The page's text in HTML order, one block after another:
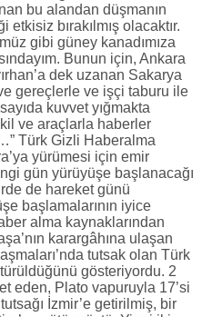
bu alandan düşmanın
bırakılmış olacaktır.
gibi güney kanadımıza
Bunun için, Ankara
dek uzanan Sakarya
gereçlerle ve işçi taburu ile
kuvvet yığmakta
ve araçlarla haberler
Türk Gizli Haberalma
yürümesi için emir
gün yürüyüşe başlanacağı
de hareket günü
başlamalarının iyice
alma kaynaklarından
karargâhına ulaşan
tutsak olan Türk
gösteriyordu. 2
eden, Plato vapuruyla 17’si
İzmir’e getirilmiş, bir